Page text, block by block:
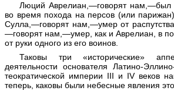
Люций Аврелиан,—говорят нам,—был
во время похода на персов (или
Сулла,—говорят нам,—умер от
—говорят нам,—умер, как и Аврелиан, в
от руки одного из его воинов.
Таковы три «исторические»
деятельности основателя Латино-
теократической империи III и IV веков
теперь, каковы были небесные явления